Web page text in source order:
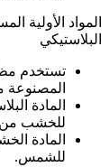
المواد الأولية
البلاستيكي
تستخدم
المصنوعة
المادة
للخشب من
المادة
للشمس.